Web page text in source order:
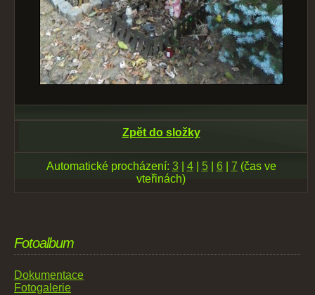
Zpět do složky
Automatické procházení: 3| 4| 5| 6| 7 (čas ve
vteřinách)
Fotoalbum
Dokumentace
Fotogalerie